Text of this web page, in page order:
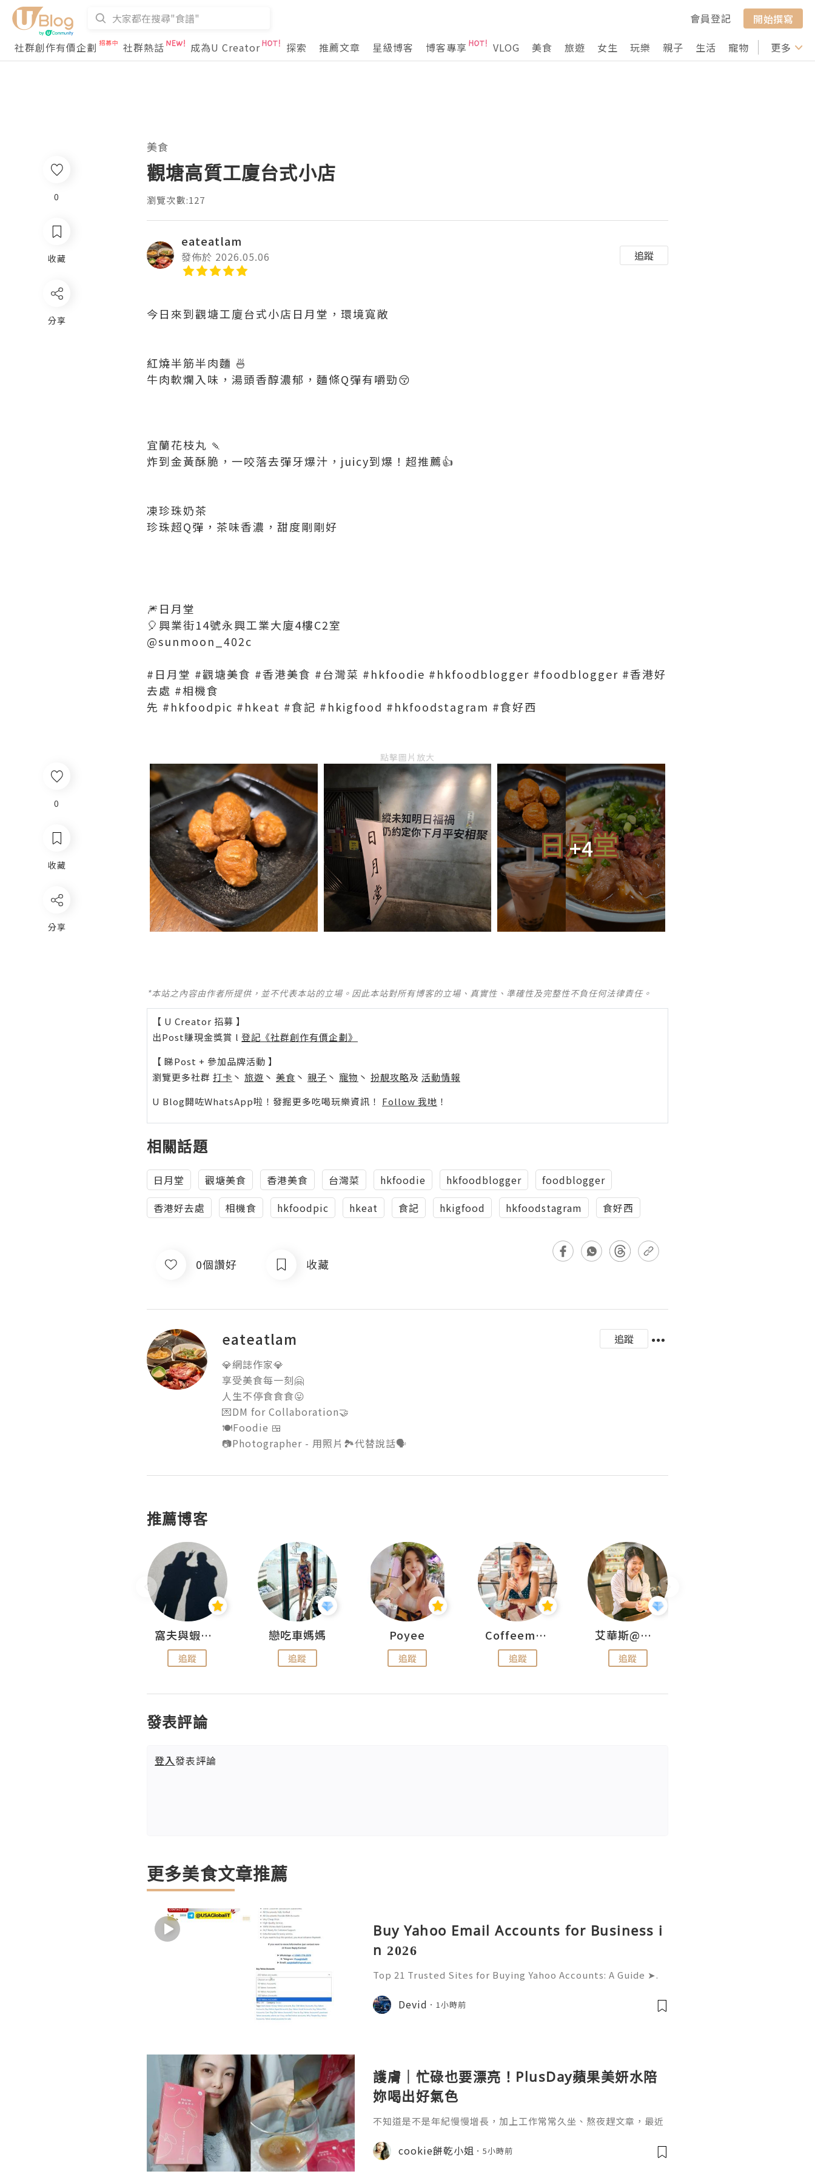
會員登記
開始撰寫
社群創作有價企劃
社群熱話 成為U Creator 探索 推薦文章 星級博客 博客專享 VLOG 美食 旅遊 女生 玩樂 親子 生活 寵物 行山 打卡
更多
0
收藏
分享
美食
觀塘高質工廈台式小店
瀏覽次數:127
eateatlam
發佈於 2026.05.06 追蹤
今日來到觀塘工廈台式小店日月堂，環境寬敞
紅燒半筋半肉麵 🍜
牛肉軟爛入味，湯頭香醇濃郁，麵條Q彈有嚼勁😚
宜蘭花枝丸 🍡
炸到金黃酥脆，一咬落去彈牙爆汁，juicy到爆！超推薦👍
凍珍珠奶茶
珍珠超Q彈，茶味香濃，甜度剛剛好
🎆日月堂
🎈興業街14號永興工業大廈4樓C2室
@sunmoon_402c
#日月堂 #觀塘美食 #香港美食 #台灣菜 #hkfoodie #hkfoodblogger #foodblogger #香港好
去處 #相機食
先 #hkfoodpic #hkeat #食記 #hkigfood #hkfoodstagram #食好西
點擊圖片放大
+4
*本站之內容由作者所提供，並不代表本站的立場。因此本站對所有博客的立場、真實性、準確性及完整性不負任何法律責任。
【 U Creator 招募 】
出Post賺現金獎賞 l 登記《社群創作有價企劃》
【 睇Post + 參加品牌活動 】
瀏覽更多社群 打卡 丶 旅遊 丶 美食 丶 親子 丶 寵物 丶 扮靚攻略及 活動情報
U Blog開咗WhatsApp啦！發掘更多吃喝玩樂資訊！ Follow 我哋 ！
相關話題
日月堂 觀塘美食 香港美食 台灣菜 hkfoodie hkfoodblogger
foodblogger
香港好去處
相機食 hkfoodpic hkeat 食記 hkigfood hkfoodstagram 食好西
0個讚好 收藏
eateatlam
追蹤
💎網誌作家💎
享受美食每一刻🤗
人生不停食食食😛
💌DM for Collaboration🤝
🍽Foodie 🍱
推薦博客
窩夫與蝦子餅
追蹤
戀吃車媽媽
追蹤
Poyee
追蹤
Coffeemeetjojo
追蹤
艾華斯@鄭大小姐工房
追蹤
發表評論
登入發表評論
更多美食文章推薦
Buy Yahoo Email Accounts for Business i
n 2026
Top 21 Trusted Sites for Buying Yahoo Accounts: A Guide ➤.
➤ Email: usaglobalit@gmail.com ➤.➤.........➤.➤..........➤.➤......
Devid 1小時前
護膚｜忙碌也要漂亮！PlusDay蘋果美妍水陪
妳喝出好氣色
不知道是不是年紀慢慢增長，加上工作常常久坐、熬夜趕文章，最近
生活習慣多照顧自己。 最近接觸到 PlusDay 蘋果美妍水，一開始吸
引我的就是它清新簡約的包裝，看起來不像一般飲品的
cookie餅乾小姐 5小時前
0
收藏
分享